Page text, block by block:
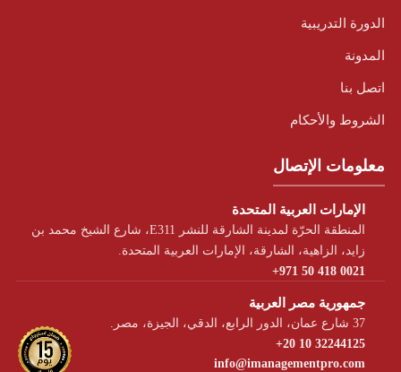
الدورة التدريبية
المدونة
اتصل بنا
الشروط والأحكام
معلومات الإتصال
الإمارات العربية المتحدة
المنطقة الحرّة لمدينة الشارقة للنشر E311، شارع الشيخ محمد بن
زايد، الزاهية، الشارقة، الإمارات العربية المتحدة.
+971 50 418 0021
جمهورية مصر العربية
37 شارع عمان، الدور الرابع، الدقي، الجيزة، مصر.
+20 10 32244125
info@imanagementpro.com